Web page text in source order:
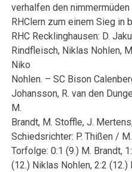
verhalfen den nimmermüden
RHClern zum einem Sieg in
RHC Recklinghausen: D.
Rindfleisch, Niklas Nohlen,
Niko
Nohlen. – SC Bison
Johansson, R. van den
M.
Brandt, M. Stoffle, J.
Schiedsrichter: P. Thißen /
Torfolge: 0:1 (9.) M. Brandt,
(12.) Niklas Nohlen, 2:2 (12.)